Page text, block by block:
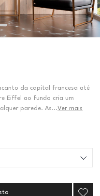
da capital francesa até
Eiffel ao fundo cria um
parede. As...Ver mais